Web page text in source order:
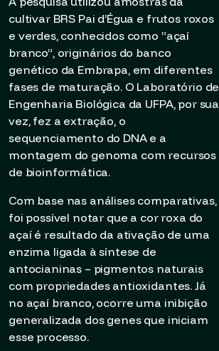
cultivar BRS Pai d’Égua e frutos roxos
e verdes, conhecidos como “açaí
branco”, originários do banco
genético da Embrapa, em diferentes
fases de maturação. O Laboratório de
Engenharia Biológica da UFPA, por sua
vez, fez a extração, o
sequenciamento do DNA e a
montagem do genoma com recursos
de bioinformática.
Com base nas análises comparativas,
foi possível notar que a cor roxa do
açaí é resultado da ativação de uma
enzima ligada à síntese de
antocianinas – pigmentos naturais
com propriedades antioxidantes. Já
no açaí branco, ocorre uma inibição
generalizada dos genes que iniciam
esse processo.